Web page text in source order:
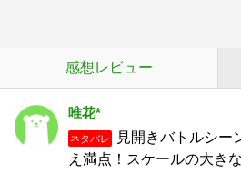
感想レビュー
唯花*
ネタバレ
見開きバトルシ
え満点！スケールの大き